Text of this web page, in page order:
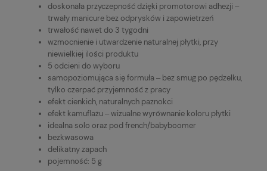
doskonała przyczepność dzięki promotorowi adhezji ‒
trwały manicure bez odprysków i zapowietrzeń
trwałość nawet do 3 tygodni
wzmocnienie i utwardzenie naturalnej płytki, przy
niewielkiej ilości produktu
5 odcieni do wyboru
samopoziomująca się formuła ‒ bez smug po pędzelku,
tylko czerpać przyjemność z pracy
efekt cienkich, naturalnych paznokci
efekt kamuflażu ‒ wizualne wyrównanie koloru płytki
idealna solo oraz pod french/babyboomer
bezkwasowa
delikatny zapach
pojemność: 5 g